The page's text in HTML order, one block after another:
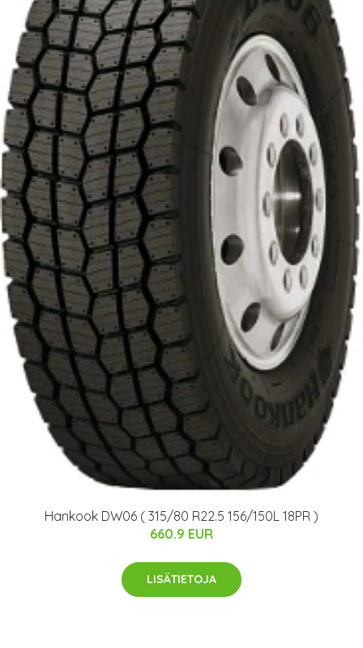
Hankook DW06 ( 315/80 R22.5 156/150L 18PR )
660.9 EUR
LISÄTIETOJA